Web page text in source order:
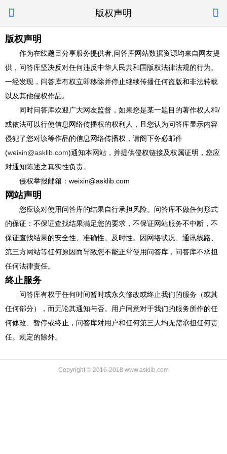
 版权声明 
版权声明
作为在线题目分享服务提供者,问答库网站数据资源均来自网友提
供，问答库坚决反对任何违反中华人民共和国版权法律法规的行为。
一经发现，问答库有权立即移除并停止继续传播任何盗版和非法转载
以及其他侵权作品。
同时问答库欢迎广大网友监督，如果您是某一题目的著作权人和/
或依法可以行使信息网络传播权的权利人，且您认为问答库显示内容
侵犯了您对该等作品的信息网络传播权，请阁下务必邮件
(weixin@asklib.com)通知本网站，并提供侵权链接及权属证明，您应
对通知陈述之真实性负责。
侵权举报邮箱：weixin@asklib.com
网站声明
您应该对使用问答库的结果自行承担风险。问答库不做任何形式
的保证：不保证查找结果满足您的要求，不保证网站服务不中断，不
保证查找结果的安全性、准确性、及时性。因网络状况、通讯线路、
第三方网站等任何原因而导致您不能正常使用问答库，问答库不承担
任何法律责任。
终止服务
问答库有权于任何时间暂时或永久修改或终止我们的服务（或其
任何部分），而无论其通知与否。用户同意对于我们的服务所作的任
何修改、暂停或终止，问答库对用户和任何第三人均无需承担任何责
任。规定的除外。
Copyright © 2016-2018 www.asklib.com